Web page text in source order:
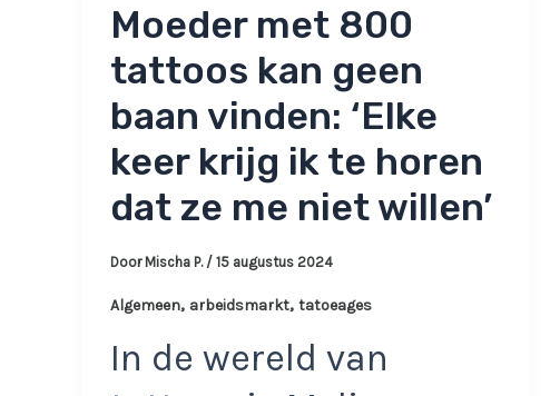
Moeder met 800
tattoos kan geen
baan vinden: ‘Elke
keer krijg ik te horen
dat ze me niet willen’
Door Mischa P. / 15 augustus 2024
Algemeen, arbeidsmarkt, tatoeages
In de wereld van